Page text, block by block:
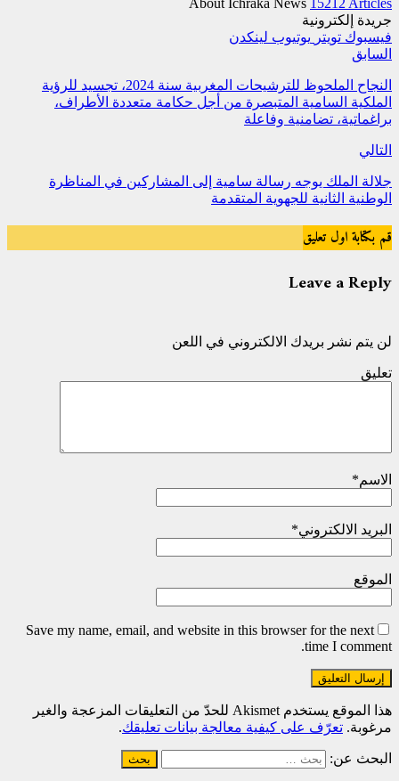
جريدة إلكترونية
فيسبوك تويتر يوتيوب لينكدن
السابق
النجاح الملحوظ للترشيحات المغربية سنة 2024، تجسيد للرؤية
الملكية السامية المتبصرة من أجل حكامة متعددة الأطراف،
براغماتية، تضامنية وفاعلة
التالي
جلالة الملك يوجه رسالة سامية إلى المشاركين في المناظرة
الوطنية الثانية للجهوية المتقدمة
قم بكتابة اول تعليق
Leave a Reply
لن يتم نشر بريدك الالكتروني في اللعن
تعليق
الاسم*
البريد الالكتروني*
الموقع
Save my name, email, and website in this browser for the next
time I comment.
هذا الموقع يستخدم Akismet للحدّ من التعليقات المزعجة والغير
مرغوبة. تعرّف على كيفية معالجة بيانات تعليقك.
البحث عن: